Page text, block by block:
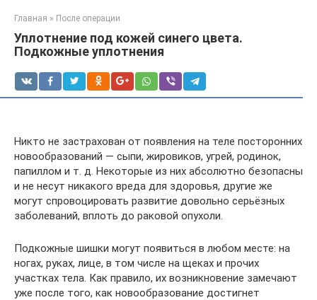
Главная » После операции
Уплотнение под кожей синего цвета.
Подкожные уплотнения
Никто не застрахован от появления на теле посторонних
новообразований — сыпи, жировиков, угрей, родинок,
папиллом и т. д. Некоторые из них абсолютно безопасны
и не несут никакого вреда для здоровья, другие же
могут спровоцировать развитие довольно серьёзных
заболеваний, вплоть до раковой опухоли.
Подкожные шишки могут появиться в любом месте: на
ногах, руках, лице, в том числе на щеках и прочих
участках тела. Как правило, их возникновение замечают
уже после того, как новообразование достигнет